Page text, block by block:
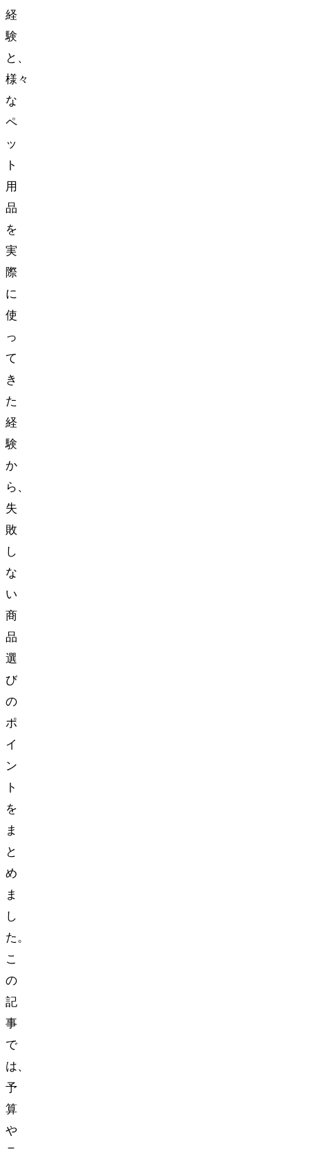
経
験
と、
様々
な
ペ
ッ
ト
用
品
を
実
際
に
使
っ
て
き
た
経
験
か
ら、
失
敗
し
な
い
商
品
選
び
の
ポ
イ
ン
ト
を
ま
と
め
ま
し
た。
こ
の
記
事
で
は、
予
算
や